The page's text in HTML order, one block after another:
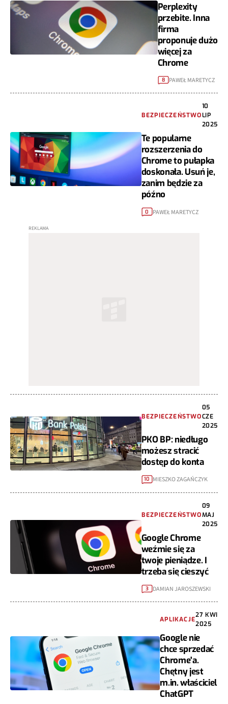
Perplexity
przebite. Inna
firma
proponuje dużo
więcej za
Chrome
8 PAWEŁ MARETYCZ
BEZPIECZEŃSTWO
10
LIP
2025
Te popularne
rozszerzenia do
Chrome to pułapka
doskonała. Usuń je,
zanim będzie za
późno
0 PAWEŁ MARETYCZ
BEZPIECZEŃSTWO
05
CZE
2025
PKO BP: niedługo
możesz stracić
dostęp do konta
10 MIESZKO ZAGAŃCZYK
BEZPIECZEŃSTWO
09
MAJ
2025
Google Chrome
weźmie się za
twoje pieniądze. I
trzeba się cieszyć
3 DAMIAN JAROSZEWSKI
APLIKACJE
27 KWI
2025
Google nie
chce sprzedać
Chrome'a.
Chętny jest
m.in. właściciel
ChatGPT